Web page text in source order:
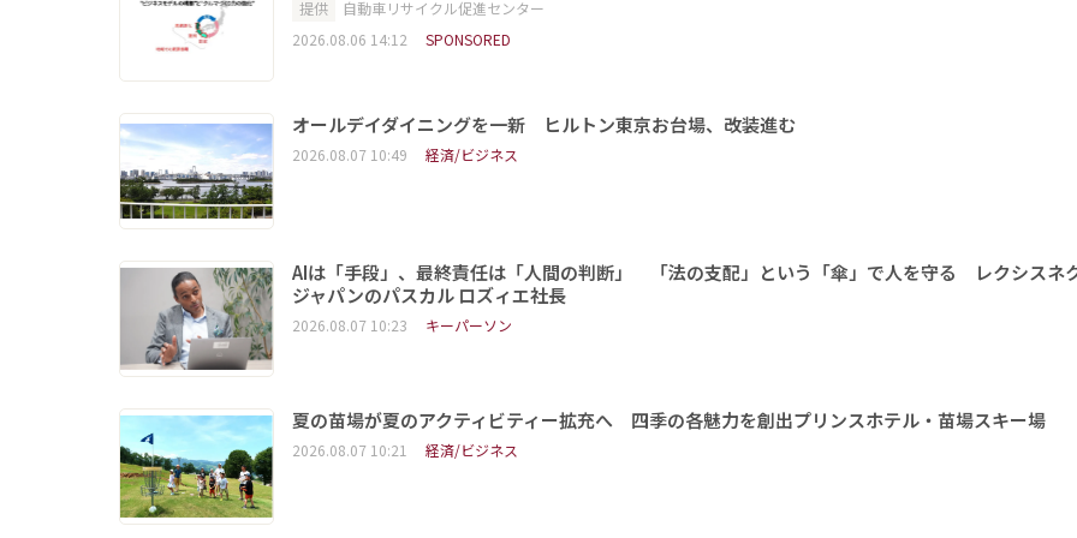
提供
自動車リサイクル促進センター
2026.08.06 14:12
SPONSORED
オールデイダイニングを一新 ヒルトン東京お台場、改装進む
2026.08.07 10:49 経済/ビジネス
AIは「手段」、最終責任は「人間の判断」 「法の支配」という「傘」で人を守る レクシスネ
ジャパンのパスカル ロズィエ社長
2026.08.07 10:23 キーパーソン
夏の苗場が夏のアクティビティー拡充へ 四季の各魅力を創出プリンスホテル・苗場スキー場
2026.08.07 10:21 経済/ビジネス